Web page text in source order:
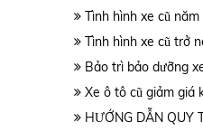
Tình hình xe cũ
Tình hình xe cũ trở
Bảo trì bảo dưỡng
Xe ô tô cũ giảm giá
HƯỚNG DẪN QUY